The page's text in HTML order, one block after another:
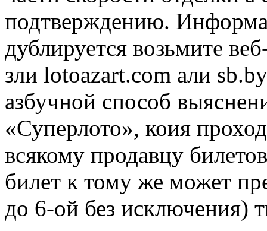
подтверждению.
дублируется возьмите
зли lotoazart.com али
азбучной способ
«Суперлото», коия
всякому продавцу
билет к тому же может
до 6-ой без исключения)